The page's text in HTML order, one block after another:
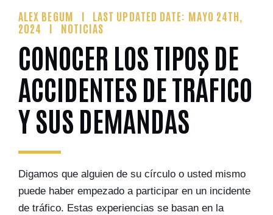
ALEX BEGUM
LAST UPDATED DATE: MAYO 24TH,
2024
NOTICIAS
CONOCER LOS TIPOS DE
ACCIDENTES DE TRÁFICO
Y SUS DEMANDAS
Digamos que alguien de su círculo o usted mismo
puede haber empezado a participar en un incidente
de tráfico. Estas experiencias se basan en la